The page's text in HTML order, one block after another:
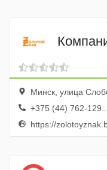
Минск, улица
+375 (44) 762-129...
https://